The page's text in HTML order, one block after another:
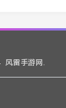
风雷手游网.